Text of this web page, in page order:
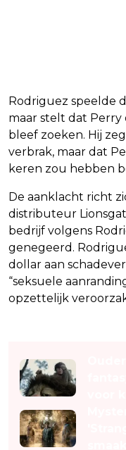
Rodriguez speelde
maar stelt dat
bleef zoeken. Hij
verbrak, maar dat
keren zou hebben
De aanklacht richt
distributeur
bedrijf volgens
genegeerd.
dollar aan
“seksuele
opzettelijk